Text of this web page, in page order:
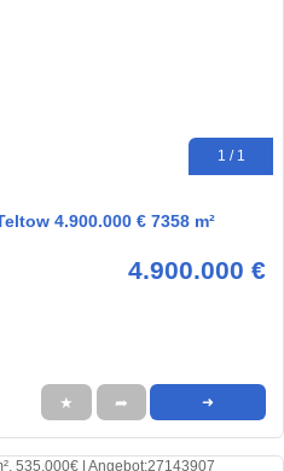
1 / 1
4.900.000 € 7358 m²
4.900.000 €
★ ➦ ➜